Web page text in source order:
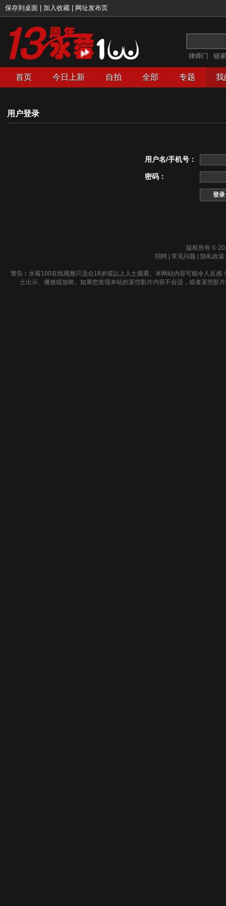
保存到桌面 加入收藏 网址发布页
律师门 链
首页 今日上新 自拍 全部 专题 我
用户登录
用户名/手机号：
密码：
版权所有 ©
招聘
常见问题 隐私政策
警告︰水莓100在线视频只适合18岁或以上人士观看。本网站内容可能令人反
士出示、播放或放映。如果您发现本站的某些影片内容不合适，或者某些